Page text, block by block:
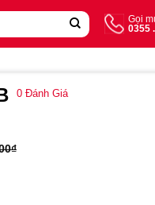
Gọi
0355
0 Đánh Giá
₫